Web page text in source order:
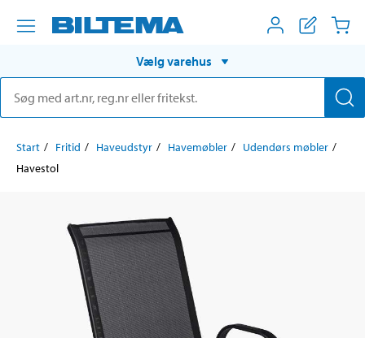
Vælg varehus
Start Fritid Haveudstyr Havemøbler
Udendørs møbler
Havestol